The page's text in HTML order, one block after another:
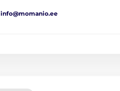
info@momanio.ee